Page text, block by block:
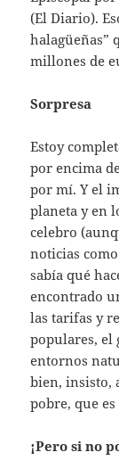
(El Diario).
halagüeñas”
millones de
Sorpresa
Estoy
por encima
por mí. Y el
planeta y en
celebro
noticias
sabía qué
encontrado
las tarifas y
populares, el
entornos
bien, insisto,
pobre, que
¡Pero si no